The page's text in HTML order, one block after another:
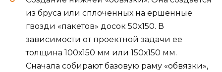
из бруса или сплоченных на ершенные
гвозди «пакетов» досок 50х150. В
зависимости от проектной задачи ее
толщина 100х150 мм или 150х150 мм.
Сначала собирают базовую раму «обвязки»,